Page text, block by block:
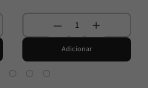
Adicionar